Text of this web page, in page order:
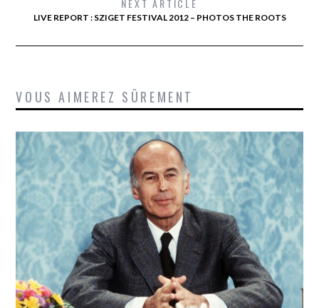
NEXT ARTICLE
LIVE REPORT : SZIGET FESTIVAL 2012 – PHOTOS THE ROOTS
VOUS AIMEREZ SÛREMENT